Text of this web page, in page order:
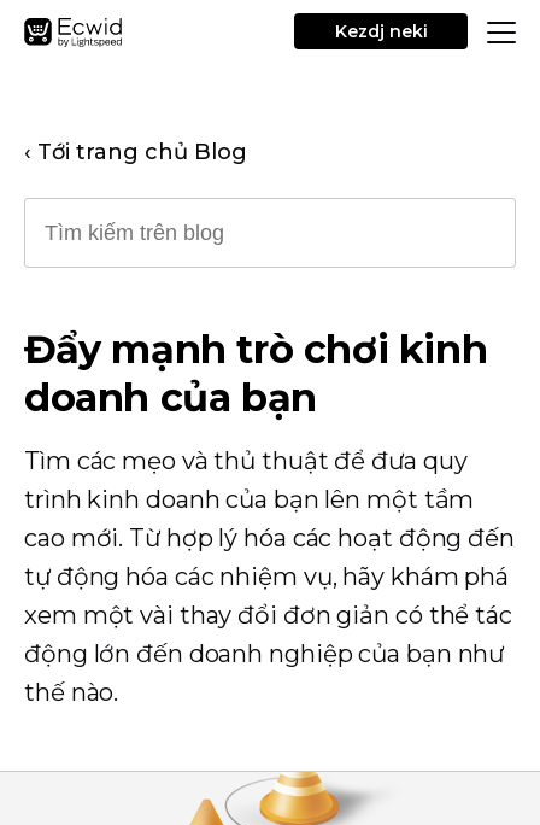
Kezdj neki
‹ Tới trang chủ Blog
Đẩy mạnh trò chơi kinh
doanh của bạn
Tìm các mẹo và thủ thuật để đưa quy
trình kinh doanh của bạn lên một tầm
cao mới. Từ hợp lý hóa các hoạt động đến
tự động hóa các nhiệm vụ, hãy khám phá
xem một vài thay đổi đơn giản có thể tác
động lớn đến doanh nghiệp của bạn như
thế nào.